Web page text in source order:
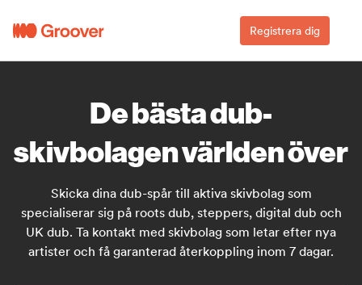
Registrera dig
De bästa dub-
skivbolagen världen över
Skicka dina dub-spår till aktiva skivbolag som
specialiserar sig på roots dub, steppers, digital dub och
UK dub. Ta kontakt med skivbolag som letar efter nya
artister och få garanterad återkoppling inom 7 dagar.